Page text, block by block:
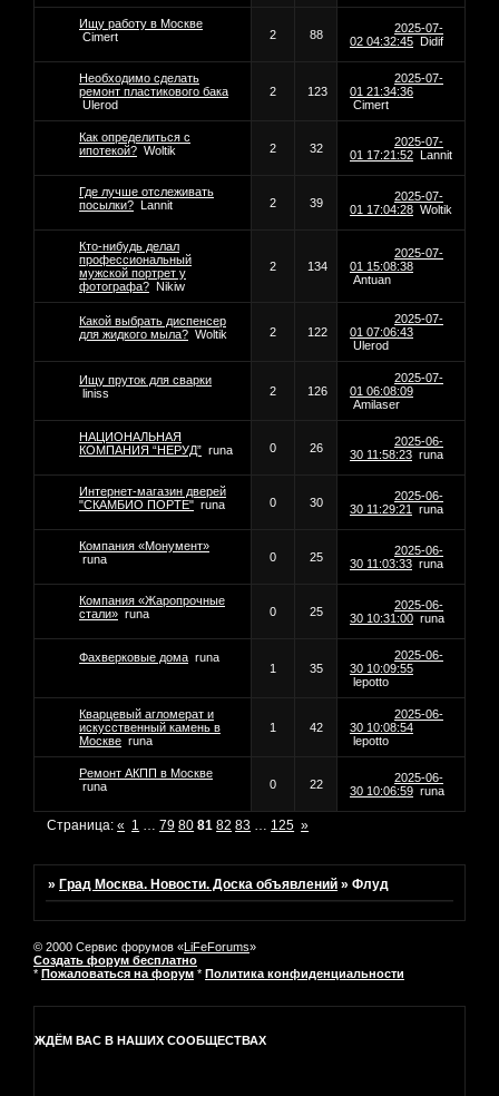
Ищу работу в Москве
Cimert
2 88
2025-07-
02 04:32:45 Didif
Необходимо сделать
ремонт пластикового бака
Ulerod
2 123
2025-07-
01 21:34:36
Cimert
Как определиться с
ипотекой? Woltik 2 32
2025-07-
01 17:21:52 Lannit
Где лучше отслеживать
посылки? Lannit 2 39
2025-07-
01 17:04:28 Woltik
Кто-нибудь делал
профессиональный
мужской портрет у
фотографа? Nikiw
2 134
2025-07-
01 15:08:38
Antuan
Какой выбрать диспенсер
для жидкого мыла? Woltik 2 122
2025-07-
01 07:06:43
Ulerod
Ищу пруток для сварки
liniss
2 126
2025-07-
01 06:08:09
Amilaser
НАЦИОНАЛЬНАЯ
КОМПАНИЯ “НЕРУД” runa 0 26
2025-06-
30 11:58:23 runa
Интернет-магазин дверей
"СКАМБИО ПОРТЕ" runa 0 30
2025-06-
30 11:29:21
runa
Компания «Монумент»
runa
0 25
2025-06-
30 11:03:33 runa
Компания «Жаропрочные
стали» runa 0 25
2025-06-
30 10:31:00 runa
Фахверковые дома runa
1
35
2025-06-
30 10:09:55
lepotto
Кварцевый агломерат и
искусственный камень в
Москве runa
1 42
2025-06-
30 10:08:54
lepotto
Ремонт АКПП в Москве
runa
0 22
2025-06-
30 10:06:59 runa
Страница:« 1 … 79 80 81 82 83 … 125 »
»Град Москва. Новости. Доска объявлений »Флуд
© 2000 Сервис форумов «LiFeForums»
Создать форум бесплатно
* Пожаловаться на форум * Политика конфиденциальности
ЖДЁМ ВАС В НАШИХ СООБЩЕСТВАХ